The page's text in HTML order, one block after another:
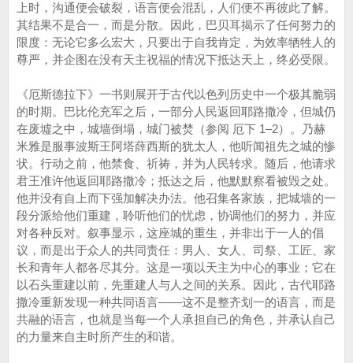
上时，沟通便会破裂，语言便会混乱，人们便不再彼此了解。
其结果不是合一，而是分散。因此，巴贝耳揭示了任何努力的
限度：无论它多么宏大，只要出于自我肯定，为效率牺牲人的
尊严，并企图在没有天主祝福的情况下抵达天上，终必受限。
《厄斯德拉下》一书则展开于古代以色列历史中一个极其脆弱
的时期。巴比伦充军之后，一部分人民返回耶路撒冷，但城仍
在废墟之中，城墙倒塌，城门被焚（参阅 厄下 1–2）。乃赫
米雅是服事波斯王阿塔薛西斯的犹太人，他听闻祖先之城的惨
状。行动之前，他禁食、祈祷，并为人民转求。随后，他请求
君王准许他返回耶路撒冷；抵达之后，他默默察看被毁之处。
他并没有自上而下强加解决办法。他召集各家族，把城墙的一
段分派给他们重建，聆听他们的忧虑，协调他们的努力，并应
对各种反对。叙事显示，这座城的重生，并非出于一人的倡
议，而是出于众人的共同责任：男人、女人、司祭、工匠、家
长和青年人都各尽其分。这是一项以天主为中心的事业；它在
以石头重建以前，先重建人与人之间的关系。因此，古代耶路
撒冷重新发现一种共同语言——这不是整齐划一的语言，而是
共融的语言，也就是当每一个人承担自己的角色，并承认自己
的力量来自主时所产生的和谐。